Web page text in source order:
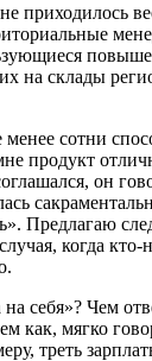
на склады
сотни
продукт
он
Предлагаю
когда
себя»? Чем
мягко
треть